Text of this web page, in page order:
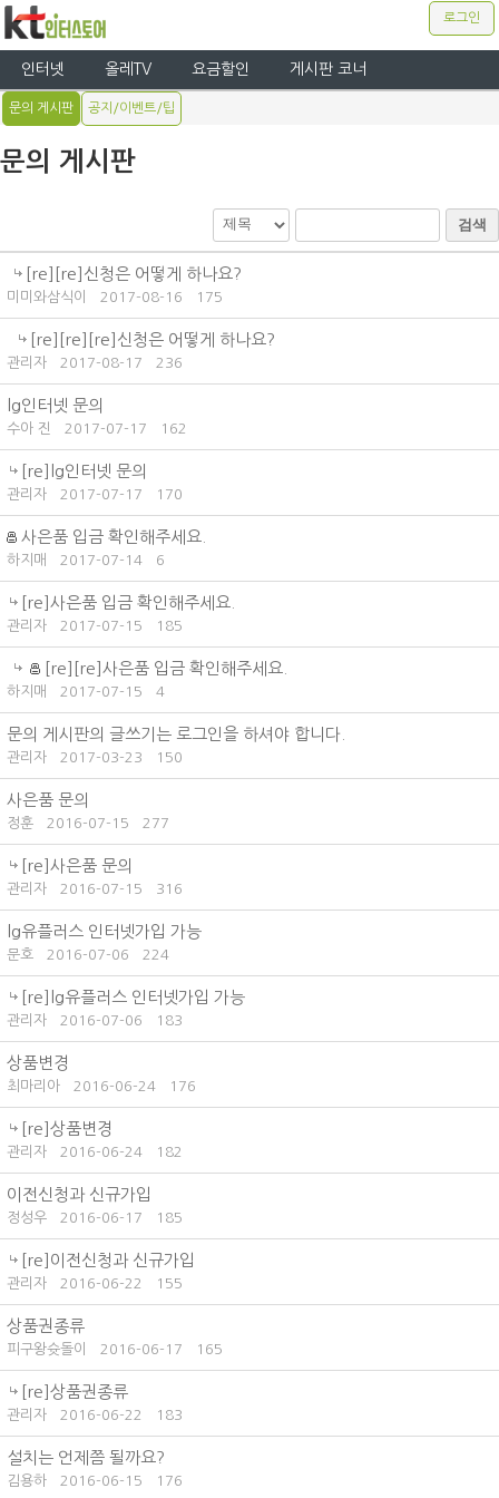
로그인
인터넷 올레TV 요금할인 게시판 코너
문의 게시판 공지/이벤트/팁
문의 게시판
검색
[re][re]신청은 어떻게 하나요?
미미와삼식이 2017-08-16 175
[re][re][re]신청은 어떻게 하나요?
관리자 2017-08-17 236
lg인터넷 문의
수아 진 2017-07-17 162
[re]lg인터넷 문의
관리자 2017-07-17 170
사은품 입금 확인해주세요.
하지매 2017-07-14 6
[re]사은품 입금 확인해주세요.
관리자 2017-07-15 185
[re][re]사은품 입금 확인해주세요.
하지매 2017-07-15 4
문의 게시판의 글쓰기는 로그인을 하셔야 합니다.
관리자 2017-03-23 150
사은품 문의
정훈 2016-07-15 277
[re]사은품 문의
관리자 2016-07-15 316
lg유플러스 인터넷가입 가능
문호 2016-07-06 224
[re]lg유플러스 인터넷가입 가능
관리자 2016-07-06 183
상품변경
최마리아 2016-06-24 176
[re]상품변경
관리자 2016-06-24 182
이전신청과 신규가입
정성우 2016-06-17 185
[re]이전신청과 신규가입
관리자 2016-06-22 155
상품권종류
피구왕슛돌이 2016-06-17 165
[re]상품권종류
관리자 2016-06-22 183
설치는 언제쯤 될까요?
김용하 2016-06-15 176